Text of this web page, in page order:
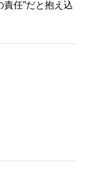
任”だと抱え込